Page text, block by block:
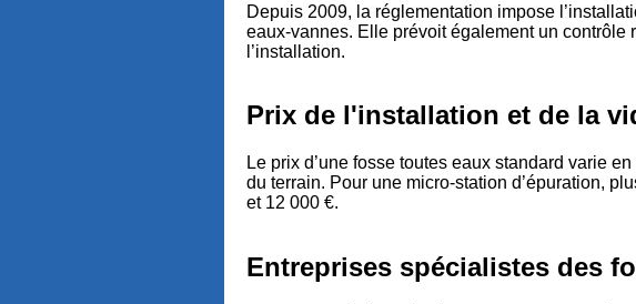
Depuis 2009, la réglementation impose
eaux-vannes. Elle prévoit également un
l’installation.
Prix de l'installation et de la
Le prix d’une fosse toutes eaux standard varie
du terrain. Pour une micro-station d’épuration,
et 12 000 €.
Entreprises spécialistes des